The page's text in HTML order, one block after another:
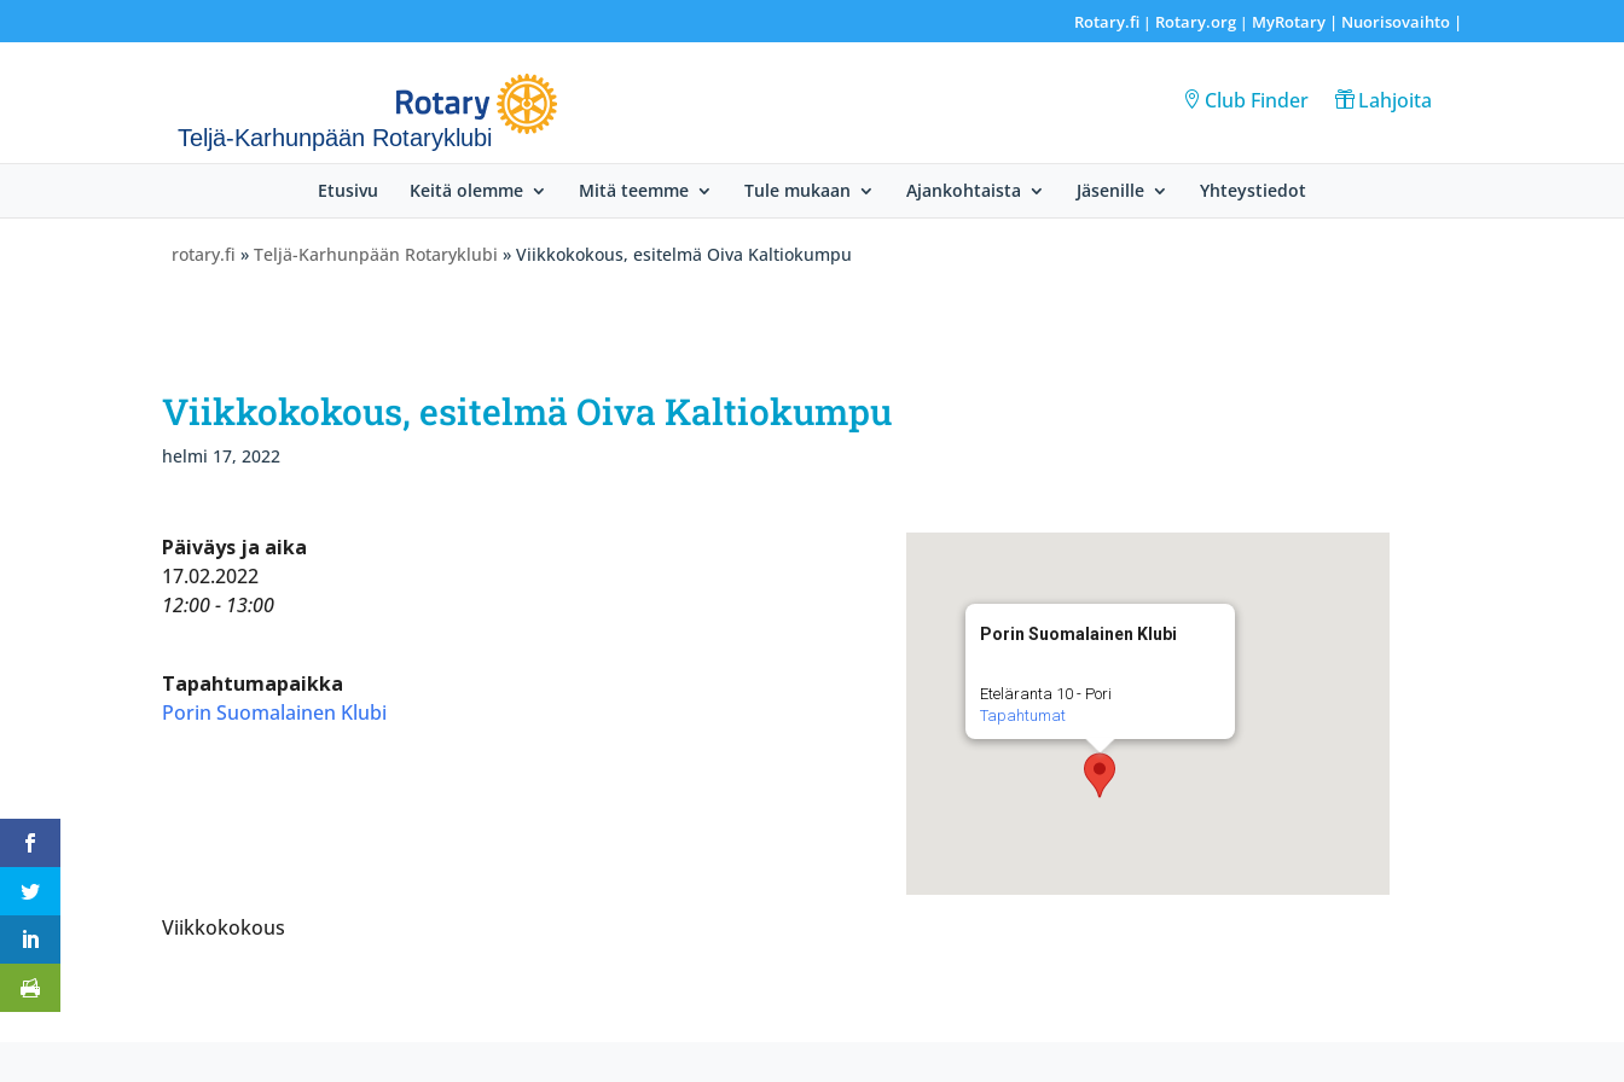
Rotary.fi| Rotary.org| MyRotary | Nuorisovaihto|
Teljä-Karhunpään Rotaryklubi
Club Finder Lahjoita
Etusivu Keitä olemme Mitä teemme Tule mukaan Ajankohtaista Jäsenille Yhteystiedot
rotary.fi » Teljä-Karhunpään Rotaryklubi » Viikkokokous, esitelmä Oiva Kaltiokumpu
Viikkokokous, esitelmä Oiva Kaltiokumpu
helmi 17, 2022
Porin Suomalainen Klubi
Eteläranta 10 - Pori
Tapahtumat
Päiväys ja aika
17.02.2022
12:00 - 13:00
Tapahtumapaikka
Porin Suomalainen Klubi
Viikkokokous